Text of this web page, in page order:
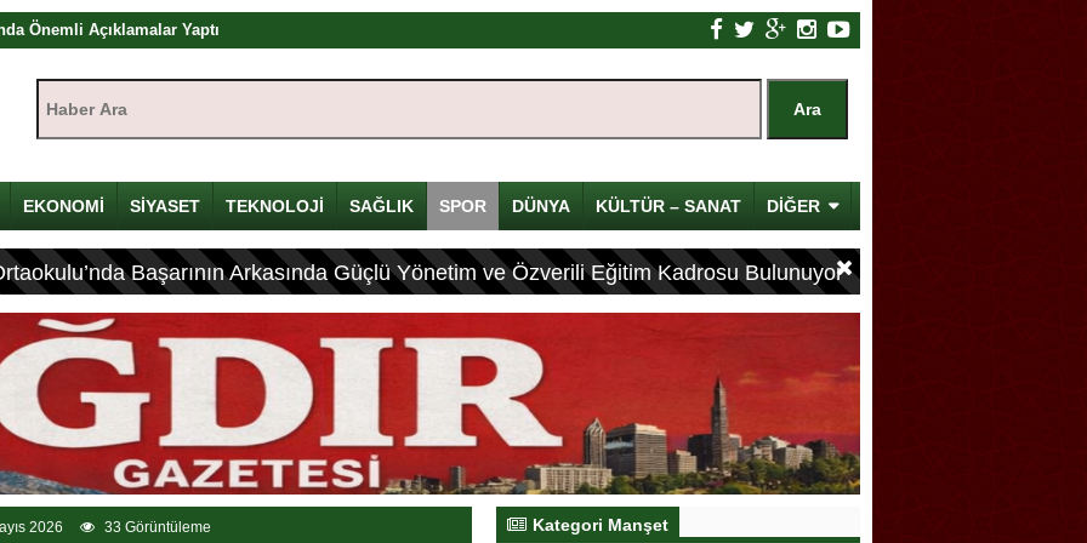
Herkes bir şeyler yapar ama herkes üretemez
başladı: Hadi Özışık, internet yasasının perde arkasını anlattı
en önemli devlet projesi
Çalıştayı’nda Önemli Açıklamalar
EKONOMİ SİYASET TEKNOLOJİ SAĞLIK SPOR DÜNYA KÜLTÜR – SANAT DİĞER
Başarının Arkasında Güçlü Yönetim ve Özverili Eğitim Kadrosu Bulunuyor
2026 33 Görüntüleme Kategori Manşet